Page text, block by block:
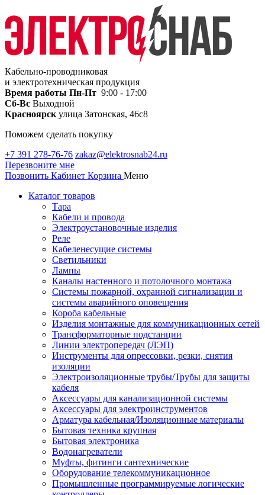
Кабельно-проводниковая
и электротехническая продукция
Время работы Пн-Пт 9:00 - 17:00
Сб-Вс Выходной
Красноярск улица Затонская, 46с8
Поможем сделать покупку
+7 391 278-76-76 zakaz@elektrosnab24.ru
Перезвоните мне
Позвонить Кабинет Корзина Меню
Каталог товаров
Тара
Кабели и провода
Электроустановочные изделия
Реле
Кабеленесущие системы
Светильники
Лампы
Каналы настенного и потолочного монтажа
Системы пожарной, охранной сигнализации и
системы аварийного оповещения
Короба кабельные
Изделия монтажные для коммуникационных сетей
Трансформаторные подстанции
Линии электропередач (ЛЭП)
Инструменты для опрессовки, резки, снятия
изоляции
Электроизоляционные трубы/Трубы для защиты
кабеля
Аксессуары для канализационной системы
Аксессуары для электроинструментов
Арматура кабельная/Изоляционные материалы
Бытовая техника крупная
Бытовая электроника
Водонагреватели
Муфты, фитинги сантехнические
Оборудование телекоммуникационное
Промышленные программируемые логические